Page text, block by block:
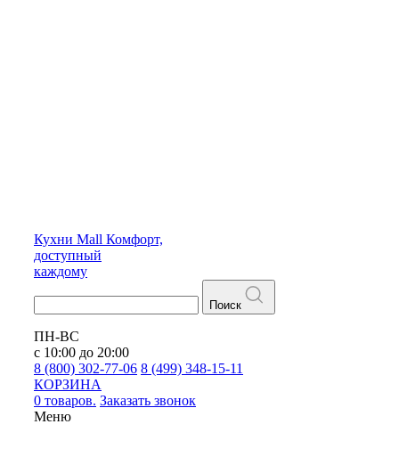
Кухни Mall Комфорт,
доступный
каждому
Поиск
ПН-ВС
с 10:00 до 20:00
8 (800) 302-77-06 8 (499) 348-15-11
КОРЗИНА
0 товаров. Заказать звонок
Меню